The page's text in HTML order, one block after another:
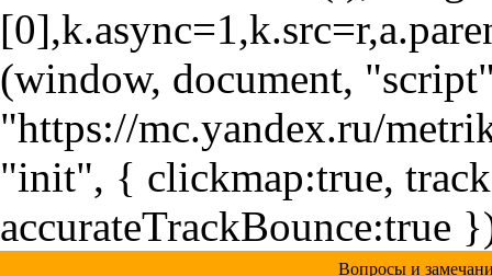
(window, document,
"https://mc.yandex.ru/
"init", { clickmap:true,
accurateTrackBounce:true
Вопросы и